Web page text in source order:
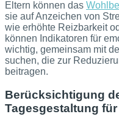
Eltern können das
sie auf Anzeichen von
wie erhöhte Reizbarkeit
können Indikatoren für
wichtig, gemeinsam mit
suchen, die zur
beitragen.
Berücksichtigung
Tagesgestaltung